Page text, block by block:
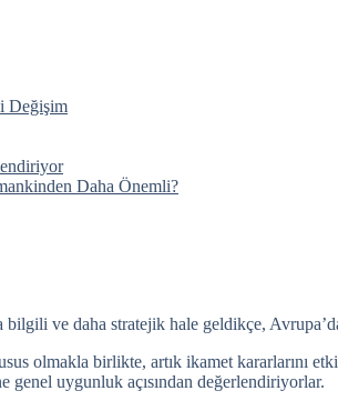
Değişim
Daha Önemli?
ve daha stratejik hale geldikçe,
olmakla birlikte, artık ikamet kararlarını
genel uygunluk açısından değerlendiriyorlar.